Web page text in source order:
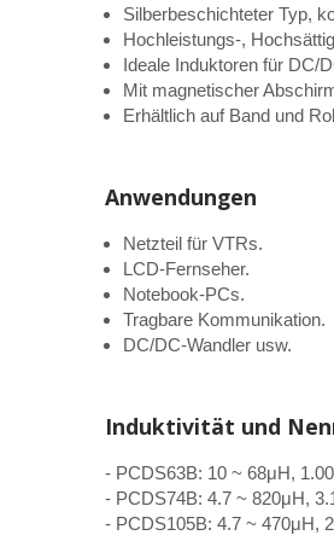
Silberbeschichteter Typ,
Hochleistungs-,
Ideale Induktoren für DC/
Mit magnetischer
Erhältlich auf Band und
Anwendungen
Netzteil für VTRs.
LCD-Fernseher.
Notebook-PCs.
Tragbare Kommunikation.
DC/DC-Wandler usw.
Induktivität und
- PCDS63B: 10 ~ 68μH,
- PCDS74B: 4.7 ~ 820μH,
- PCDS105B: 4.7 ~ 470μH,